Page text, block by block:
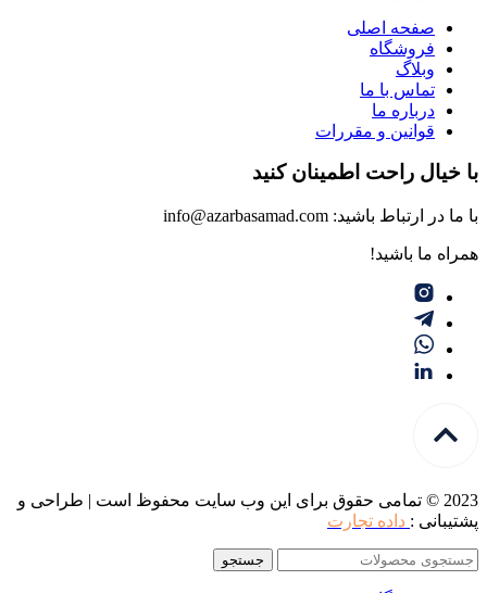
صفحه اصلی
فروشگاه
وبلاگ
تماس با ما
درباره ما
قوانین و مقررات
با خیال راحت اطمینان کنید
با ما در ارتباط باشید: info@azarbasamad.com
همراه ما باشید!
2023 © تمامی حقوق برای این وب سایت محفوظ است | طراحی و
پشتیبانی : داده تجارت
جستجو